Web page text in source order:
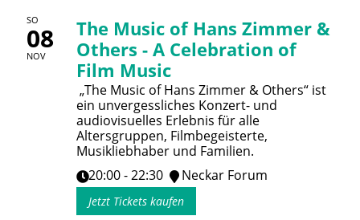
SO
08
NOV
The Music of Hans Zimmer &
Others - A Celebration of
Film Music
„The Music of Hans Zimmer & Others“ ist
ein unvergessliches Konzert- und
audiovisuelles Erlebnis für alle
Altersgruppen, Filmbegeisterte,
Musikliebhaber und Familien.
20:00 - 22:30
Neckar Forum
Jetzt Tickets kaufen